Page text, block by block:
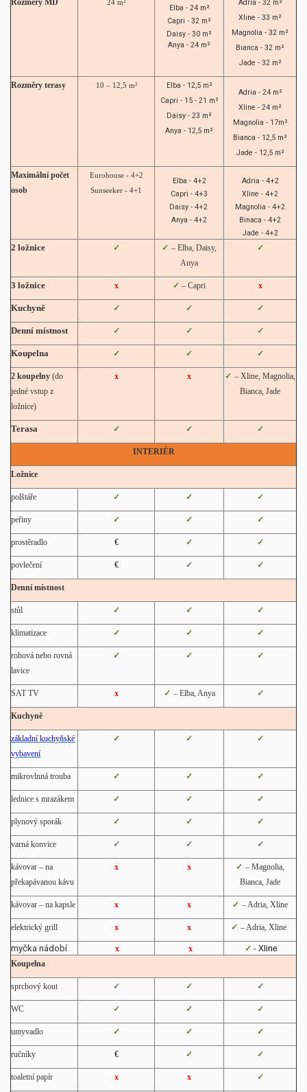
Rozměry MD 24 m²
Elba - 24 m²
Capri - 32 m²
Daisy - 30 m²
Anya - 24 m²
Adria - 32 m²
Xline - 33 m²
Magnolia - 32 m²
Bianca - 32 m²
Jade - 32 m²
Rozměry terasy 10 – 12,5 m²
Elba - 12,5 m²
Capri - 15 - 21 m²
Daisy - 23 m²
Anya - 12,5 m²
Adria - 24 m²
Xline - 24 m²
Magnolia - 17m²
Bianca - 12,5 m²
Jade - 12,5 m²
Maximální počet
osob
Eurohouse - 4+2
Sunseeker - 4+1
Elba - 4+2
Capri - 4+3
Daisy - 4+2
Anya - 4+2
Adria - 4+2
Xline - 4+2
Magnolia - 4+2
Binaca - 4+2
Jade - 4+2
2 ložnice ✓ ✓ – Elba, Daisy,
Anya
✓
3 ložnice x ✓ – Capri x
Kuchyně ✓ ✓ ✓
Denní místnost ✓ ✓ ✓
Koupelna ✓ ✓ ✓
2 koupelny (do
jedné vstup z
ložnice)
x x ✓ – Xline, Magnolia,
Bianca, Jade
Terasa ✓ ✓ ✓
INTERIÉR
Ložnice
polštáře ✓ ✓ ✓
peřiny ✓ ✓ ✓
prostěradlo € ✓ ✓
povlečení € ✓ ✓
Denní místnost
stůl ✓ ✓ ✓
klimatizace ✓ ✓ ✓
rohová nebo rovná
lavice
✓ ✓ ✓
SAT TV x ✓ – Elba, Anya ✓
Kuchyně
základní kuchyňské
vybavení
✓ ✓ ✓
mikrovlnná trouba ✓ ✓ ✓
lednice s mrazákem ✓ ✓ ✓
plynový sporák ✓ ✓ ✓
varná konvice ✓ ✓ ✓
kávovar – na
překapávanou kávu
x x ✓ – Magnolia,
Bianca, Jade
kávovar – na kapsle x x ✓ – Adria, Xline
elektrický grill x x ✓ – Adria, Xline
myčka nádobí x x ✓ - Xline
Koupelna
sprchový kout ✓ ✓ ✓
WC ✓ ✓ ✓
umyvadlo ✓ ✓ ✓
ručníky € ✓ ✓
toaletní papír x x ✓